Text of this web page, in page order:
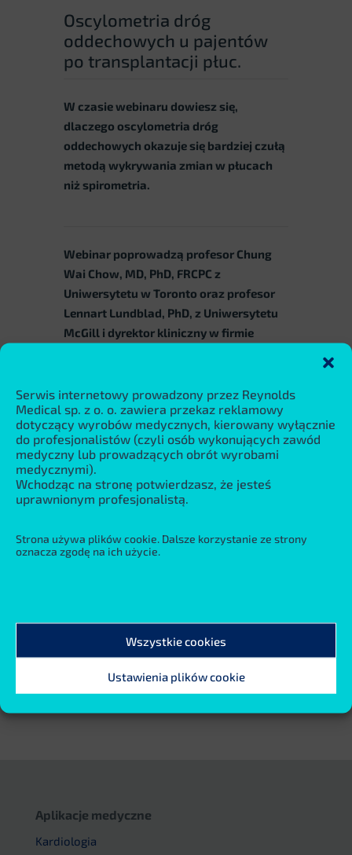
Serwis internetowy prowadzony przez Reynolds
Medical sp. z o. o. zawiera przekaz reklamowy
dotyczący wyrobów medycznych, kierowany wyłącznie
do profesjonalistów (czyli osób wykonujących zawód
medyczny lub prowadzących obrót wyrobami
medycznymi).
Wchodząc na stronę potwierdzasz, że jesteś
uprawnionym profesjonalistą.
Strona używa plików cookie. Dalsze korzystanie ze strony
oznacza zgodę na ich użycie.
Wszystkie cookies
Ustawienia plików cookie
Oscylometria dróg
oddechowych u pajentów
po transplantacji płuc.
W czasie webinaru dowiesz się,
dlaczego oscylometria dróg
oddechowych okazuje się bardziej czułą
metodą wykrywania zmian w płucach
niż spirometria.
Webinar poprowadzą profesor Chung
Wai Chow, MD, PhD, FRCPC z
Uniwersytetu w Toronto oraz profesor
Lennart Lundblad, PhD, z Uniwersytetu
McGill i dyrektor kliniczny w firmie
Uwaga:webinar w języku angielskim,
wymagana rejestracja na portalu
Eventbrite, link do rejestracji poniżej.
l Zapisz się na webinar
Aplikacje medyczne
Kardiologia